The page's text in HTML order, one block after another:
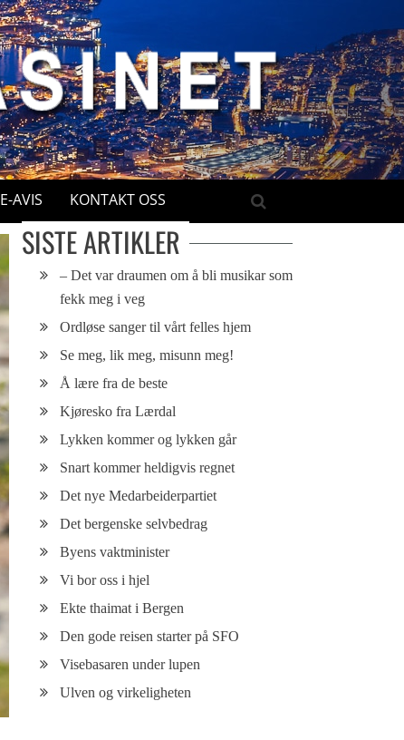
E-AVIS KONTAKT OSS
SISTE ARTIKLER
– Det var draumen om å bli musikar som
fekk meg i veg
Ordløse sanger til vårt felles hjem
Se meg, lik meg, misunn meg!
Å lære fra de beste
Kjøresko fra Lærdal
Lykken kommer og lykken går
Snart kommer heldigvis regnet
Det nye Medarbeiderpartiet
Det bergenske selvbedrag
Byens vaktminister
Vi bor oss i hjel
Ekte thaimat i Bergen
Den gode reisen starter på SFO
Visebasaren under lupen
Ulven og virkeligheten